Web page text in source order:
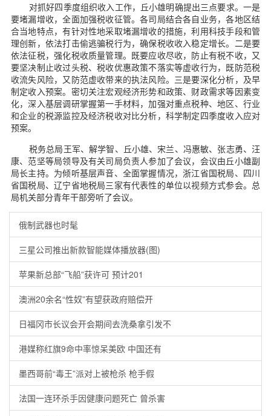
对抓好四季度组织收入工作，丘小雄明确提出三点要求。一是
要堵漏增收，全面加强税收征管。各司局结合各自业务，各地区结
合当地特点，有针对性地采取堵漏增收的措施，利用科技手段和管
理创新，依法打击偷逃骗税行为，确保税收收入稳定增长。二是要
依法征税，强化税收质量管理。既要应收尽收，防止有税不收，又
要坚决制止收过头税、税收优惠政策不落实等虚收行为，既防范税
收流失风险，又防范虚收带来的执法风险。三是要深化分析，及早
制定收入预案。密切关注宏观经济形势和政策、财政需求等因素变
化，深入基层调研掌握第一手材料，加强对重点税种、地区、行业
和企业的税源监控及经济税收对比分析，科学制定四季度收入应对
预案。
税务总局王军、解学智、丘小雄、宋兰、冯惠敏、张志勇、汪
康、范坚等局领导及有关司局负责人参加了会议，会议由丘小雄副
局长主持。为倾听基层声音、全面掌握情况，浙江省国税局、四川
省国税局、辽宁省地税局三家有代表性的单位以视频方式参会。总
局机关部分青年干部旁听了会议。
俄制武器也时髦
三星公司推出新款智能媒体播放器(图)
苹果新总部“飞船”获许可 预计201
澳洲20余名“性奴”有望获政府赔偿开
日福冈市长议会开会期间去洗桑拿引发不
港媒称红旗9命中率惊呆美欧 中国还有
墨西哥前“毒王”派对上被枪杀 枪手假
法国一连环杀手因健康问题死亡 曾杀害